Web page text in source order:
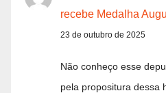
recebe Medalha
23 de outubro de 2025
Não conheço esse
pela propositura dessa